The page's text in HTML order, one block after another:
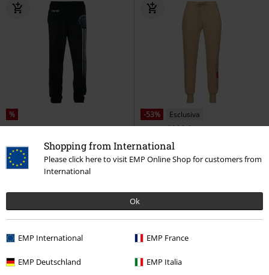
Shopping from International
Please click here to visit EMP Online Shop for customers from
International
Ok
EMP International EMP France
EMP Deutschland EMP Italia
%
Enterprise Star Trek
Pantaloni
tuta
-53%
Esclusiva
RRPDa44,99 €
Da 20,79 €
Happy
Winnie the Pooh
Pantaloni tuta